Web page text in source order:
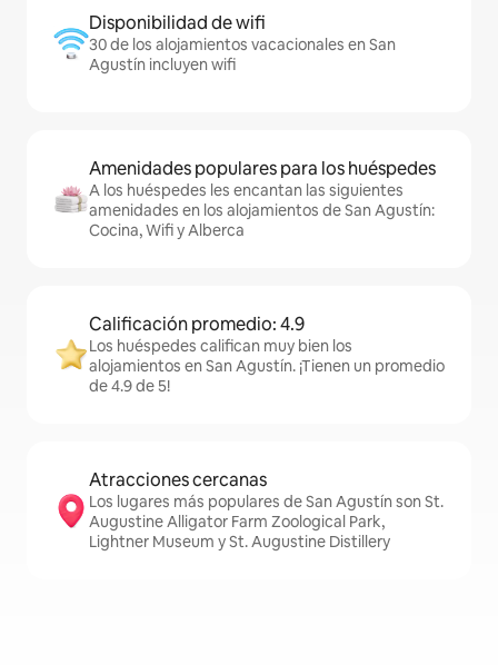
Disponibilidad de wifi
30 de los alojamientos vacacionales en San
Agustín incluyen wifi
Amenidades populares para los huéspedes
A los huéspedes les encantan las siguientes
amenidades en los alojamientos de San Agustín:
Cocina, Wifi y Alberca
Calificación promedio: 4.9
Los huéspedes califican muy bien los
alojamientos en San Agustín. ¡Tienen un promedio
de 4.9 de 5!
Atracciones cercanas
Los lugares más populares de San Agustín son St.
Augustine Alligator Farm Zoological Park,
Lightner Museum y St. Augustine Distillery